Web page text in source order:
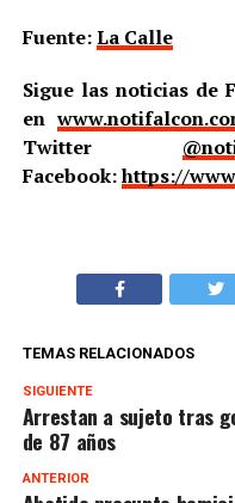
Fuente:La Calle
Sigue las noticias de
en
Twitter
Facebook:https://
TEMAS RELACIONADOS
SIGUIENTE
Arrestan a sujeto tras
de 87 años
ANTERIOR